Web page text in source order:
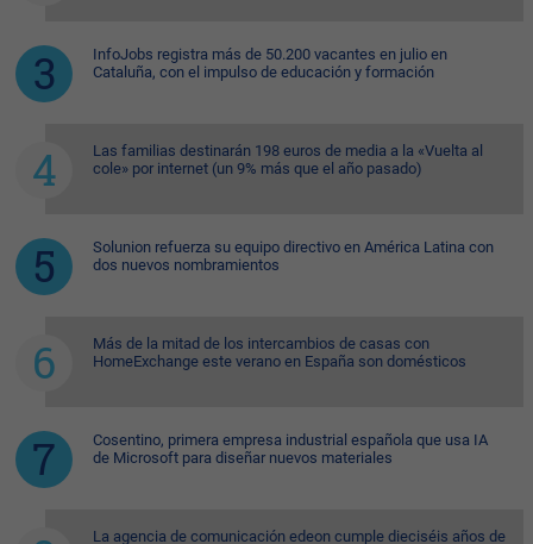
InfoJobs registra más de 50.200 vacantes en julio en
Cataluña, con el impulso de educación y formación
Las familias destinarán 198 euros de media a la «Vuelta al
cole» por internet (un 9% más que el año pasado)
Solunion refuerza su equipo directivo en América Latina con
dos nuevos nombramientos
Más de la mitad de los intercambios de casas con
HomeExchange este verano en España son domésticos
Cosentino, primera empresa industrial española que usa IA
de Microsoft para diseñar nuevos materiales
La agencia de comunicación edeon cumple dieciséis años de